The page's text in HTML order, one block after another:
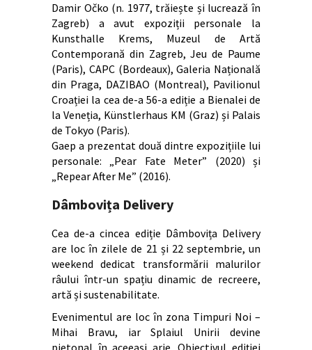
Damir Očko (n. 1977, trăiește și lucrează în
Zagreb) a avut expoziții personale la
Kunsthalle Krems, Muzeul de Artă
Contemporană din Zagreb, Jeu de Paume
(Paris), CAPC (Bordeaux), Galeria Națională
din Praga, DAZIBAO (Montreal), Pavilionul
Croației la cea de-a 56-a ediție a Bienalei de
la Veneția, Künstlerhaus KM (Graz) și Palais
de Tokyo (Paris).
Gaep a prezentat două dintre expozițiile lui
personale: „Pear Fate Meter” (2020) și
„Repear After Me” (2016).
Dâmbovița Delivery
Cea de-a cincea ediție Dâmbovița Delivery
are loc în zilele de 21 și 22 septembrie, un
weekend dedicat transformării malurilor
râului într-un spațiu dinamic de recreere,
artă și sustenabilitate.
Evenimentul are loc în zona Timpuri Noi –
Mihai Bravu, iar Splaiul Unirii devine